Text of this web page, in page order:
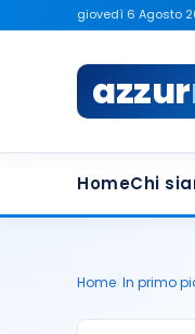
giovedì 6 Agosto
azzur
HomeChi
Home In primo